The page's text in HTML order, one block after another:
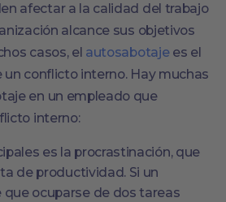
afectar a la calidad del trabajo
alcance sus objetivos
casos, el autosabotajees el
conflicto interno. Hay muchas
en un empleado que
interno:
es la procrastinación, que
de productividad. Si un
ocuparse de dos tareas